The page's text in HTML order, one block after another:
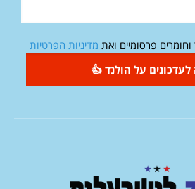
פרסומיים ואת מדיניות הפרטיות
על הולנד 👍